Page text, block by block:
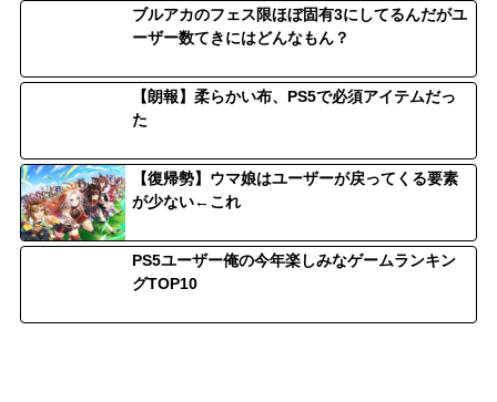
ブルアカのフェス限ほぼ固有3にしてるんだがユ
ーザー数てきにはどんなもん？
【朗報】柔らかい布、PS5で必須アイテムだっ
た
【復帰勢】ウマ娘はユーザーが戻ってくる要素
が少ない←これ
PS5ユーザー俺の今年楽しみなゲームランキン
グTOP10